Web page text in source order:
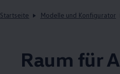
Startseite Modelle und Konfigurator
Raum für